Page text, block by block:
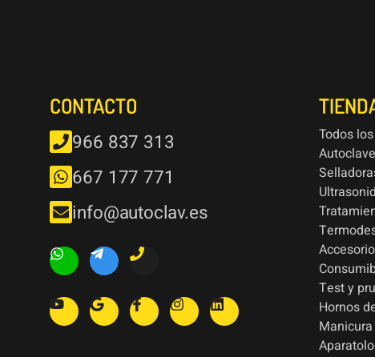
CONTACTO
966 837 313
667 177 771
info@autoclav.es
Todos
Test y
Hornos
Manicura